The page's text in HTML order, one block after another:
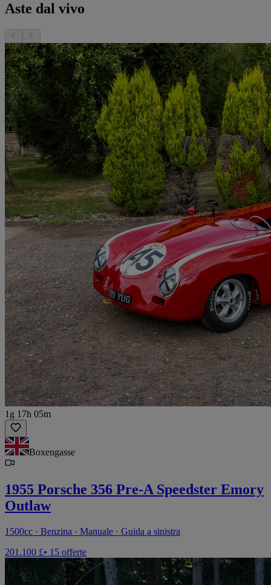
Aste dal vivo
1g 17h 05m
Boxengasse
1955 Porsche 356 Pre-A Speedster Emory
Outlaw
1500cc · Benzina · Manuale · Guida a sinistra
201.100 £• 15 offerte